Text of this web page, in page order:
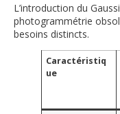
L’introduction du
photogrammétrie
besoins distincts.
Caractéristiq
ue